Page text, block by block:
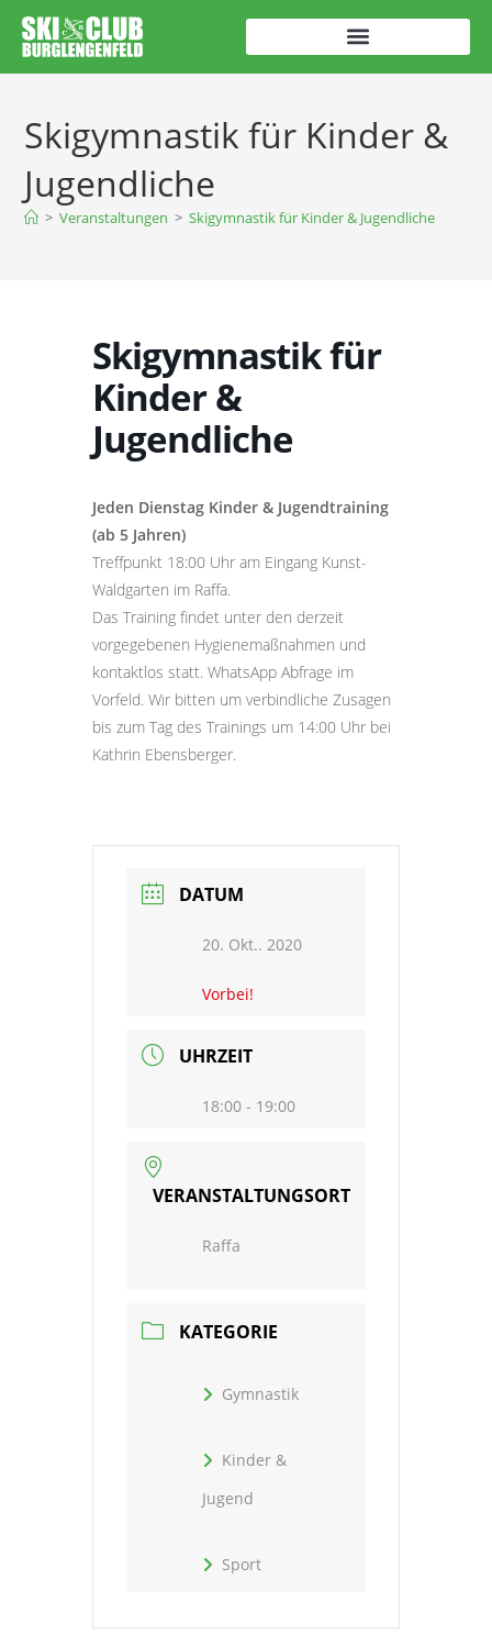
Skigymnastik für Kinder &
Jugendliche
> Veranstaltungen > Skigymnastik für Kinder & Jugendliche
Skigymnastik für
Kinder &
Jugendliche
Jeden Dienstag Kinder & Jugendtraining
(ab 5 Jahren)
Treffpunkt 18:00 Uhr am Eingang Kunst-
Waldgarten im Raffa.
Das Training findet unter den derzeit
vorgegebenen Hygienemaßnahmen und
kontaktlos statt. WhatsApp Abfrage im
Vorfeld. Wir bitten um verbindliche Zusagen
bis zum Tag des Trainings um 14:00 Uhr bei
Kathrin Ebensberger.
DATUM
20. Okt.. 2020
Vorbei!
UHRZEIT
18:00 - 19:00
VERANSTALTUNGSORT
Raffa
KATEGORIE
Gymnastik
Kinder &
Jugend
Sport